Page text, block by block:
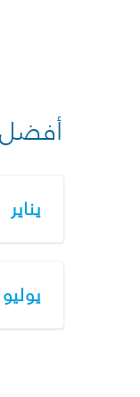
أفضل
يناير
يوليو